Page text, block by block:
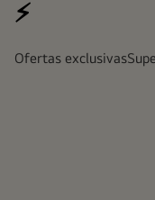
⚡
Ofertas exclusivas